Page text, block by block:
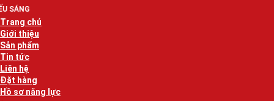
Bỏ
qua
nội
dung
Trang chủ
Giới thiệu
Sản phẩm
Tin tức
Liên hệ
Đặt hàng
Hồ sơ năng lực